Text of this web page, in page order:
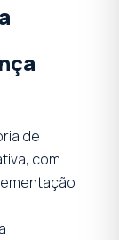
de
com